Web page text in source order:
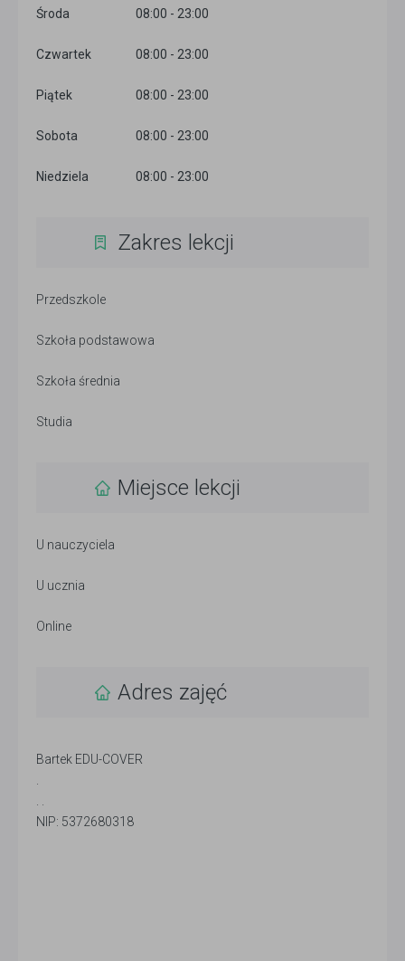
Środa 08:00 - 23:00
Czwartek 08:00 - 23:00
Piątek 08:00 - 23:00
Sobota 08:00 - 23:00
Niedziela 08:00 - 23:00
Zakres lekcji
Przedszkole
Szkoła podstawowa
Szkoła średnia
Studia
Miejsce lekcji
U nauczyciela
U ucznia
Online
Adres zajęć
Bartek EDU-COVER
NIP: 5372680318